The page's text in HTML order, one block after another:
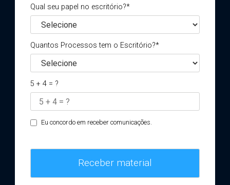
Qual seu papel no escritório?*
Quantos Processos tem o Escritório?*
5 + 4 = ?
Eu concordo em receber comunicações.